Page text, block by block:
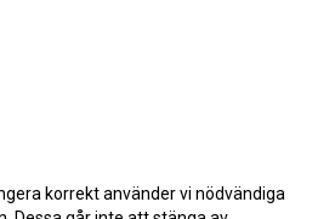
korrekt använder vi nödvändiga